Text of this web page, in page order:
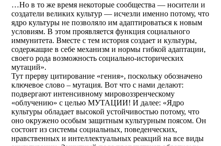
…Но в то же время некоторые сообщества — носители и
создатели великих культур — исчезли именно потому, что
ядро культуры не позволяло им адаптироваться к новым
условиям. В этом проявляется функция социального
иммунитета. Вместе с тем история создает и культуры,
содержащие в себе механизм и нормы гибкой адаптации,
своего рода возможность социально-исторических
мутаций».
Тут прерву цитирование «гения», поскольку обозначено
ключевое слово – мутация. Вот что с нами делают:
подвергают интенсивному мировоззренческому
«облучению» с целью МУТАЦИИ! И далее: «Ядро
культуры обладает высокой устойчивостью потому, что
оно окружено особым защитным культурным поясом. Он
состоит из системы социальных, поведенческих,
нравственных и интеллектуальных реакций на все виды